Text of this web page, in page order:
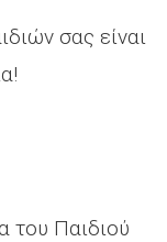
σας είναι
του Παιδιού